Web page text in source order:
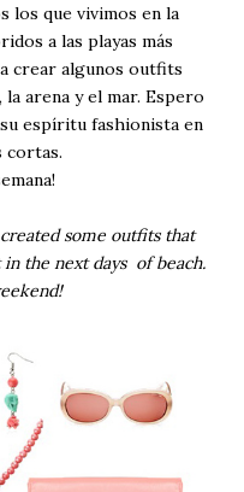
los que vivimos en la
a las playas más
crear algunos outfits
arena y el mar. Espero
espíritu fashionista en
cortas.
some outfits that
the next days of beach.